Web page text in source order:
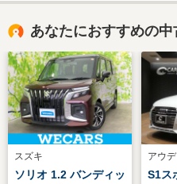
あなたにおすすめの中
スズキ
ソリオ 1.2 バンディッ
アウデ
S1ス